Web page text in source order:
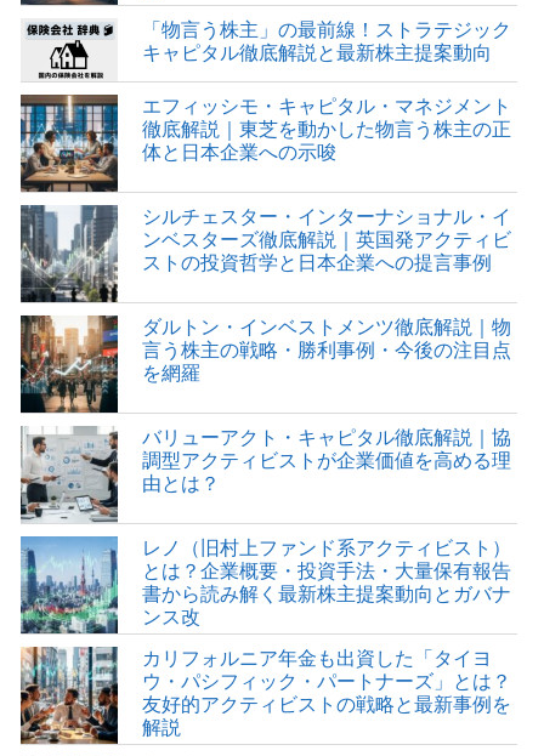
「物言う株主」の最前線！ストラテジック
キャピタル徹底解説と最新株主提案動向
エフィッシモ・キャピタル・マネジメント
徹底解説｜東芝を動かした物言う株主の正
体と日本企業への示唆
シルチェスター・インターナショナル・イ
ンベスターズ徹底解説｜英国発アクティビ
ストの投資哲学と日本企業への提言事例
ダルトン・インベストメンツ徹底解説｜物
言う株主の戦略・勝利事例・今後の注目点
を網羅
バリューアクト・キャピタル徹底解説｜協
調型アクティビストが企業価値を高める理
由とは？
レノ（旧村上ファンド系アクティビスト）
とは？企業概要・投資手法・大量保有報告
書から読み解く最新株主提案動向とガバナ
ンス改
カリフォルニア年金も出資した「タイヨ
ウ・パシフィック・パートナーズ」とは？
友好的アクティビストの戦略と最新事例を
解説